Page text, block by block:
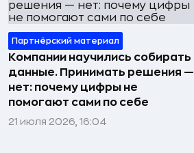
Партнёрский материал
Компании научились собирать
данные. Принимать решения —
нет: почему цифры не
помогают сами по себе
21 июля 2026, 16:04